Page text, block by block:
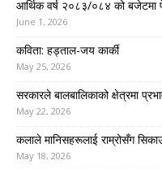
आर्थिक वर्ष २०८३/०८४ को बजेटमा
June 1, 2026
कविता: हड्ताल-जय कार्की
May 25, 2026
सरकारले बालबालिकाको क्षेत्रमा
May 22, 2026
कलाले मानिसहरूलाई राम्रोसँग
May 18, 2026